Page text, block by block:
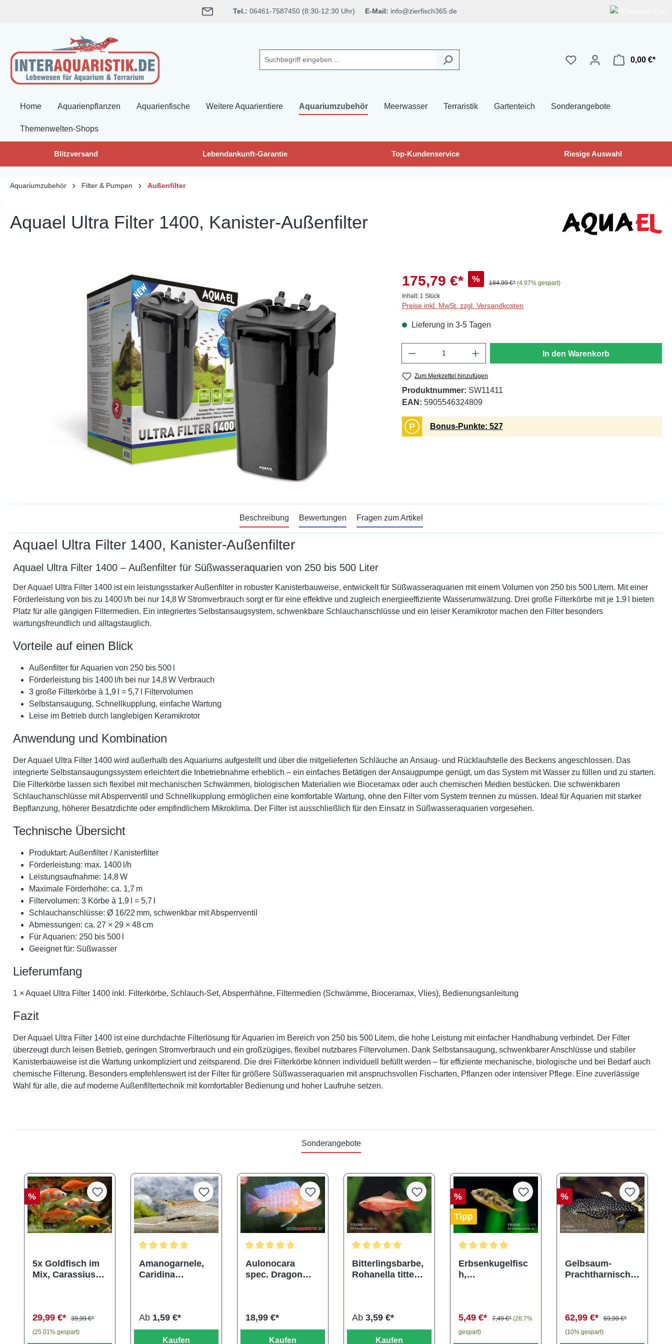
Tel.: 06461-7587450 (8:30-12:30 Uhr) E-Mail: info@zierfisch365.de
0,00 €*
Home Aquarienpflanzen Aquarienfische Weitere Aquarientiere Aquariumzubehör Meerwasser Terraristik Gartenteich Sonderangebote
Themenwelten-Shops
Blitzversand Lebendankunft-Garantie Top-Kundenservice Riesige Auswahl
Aquariumzubehör Filter & Pumpen Außenfilter
Aquael Ultra Filter 1400, Kanister-Außenfilter
175,79 €* % 184,99 €* (4.97% gespart)
Inhalt: 1 Stück
Preise inkl. MwSt. zzgl. Versandkosten
Lieferung in 3-5 Tagen
In den Warenkorb
Zum Merkzettel hinzufügen
Produktnummer: SW11411
EAN: 5905546324809
P Bonus-Punkte: 527
Beschreibung Bewertungen Fragen zum Artikel
Aquael Ultra Filter 1400, Kanister-Außenfilter
Aquael Ultra Filter 1400 – Außenfilter für Süßwasseraquarien von 250 bis 500 Liter
Der Aquael Ultra Filter 1400 ist ein leistungsstarker Außenfilter in robuster Kanisterbauweise, entwickelt für Süßwasseraquarien mit einem Volumen von 250 bis 500 Litern. Mit einer
Förderleistung von bis zu 1400 l/h bei nur 14,8 W Stromverbrauch sorgt er für eine effektive und zugleich energieeffiziente Wasserumwälzung. Drei große Filterkörbe mit je 1,9 l bieten
Platz für alle gängigen Filtermedien. Ein integriertes Selbstansaugsystem, schwenkbare Schlauchanschlüsse und ein leiser Keramikrotor machen den Filter besonders
wartungsfreundlich und alltagstauglich.
Vorteile auf einen Blick
Außenfilter für Aquarien von 250 bis 500 l
Förderleistung bis 1400 l/h bei nur 14,8 W Verbrauch
3 große Filterkörbe à 1,9 l = 5,7 l Filtervolumen
Selbstansaugung, Schnellkupplung, einfache Wartung
Leise im Betrieb durch langlebigen Keramikrotor
Anwendung und Kombination
Der Aquael Ultra Filter 1400 wird außerhalb des Aquariums aufgestellt und über die mitgelieferten Schläuche an Ansaug- und Rücklaufstelle des Beckens angeschlossen. Das
integrierte Selbstansaugungssystem erleichtert die Inbetriebnahme erheblich – ein einfaches Betätigen der Ansaugpumpe genügt, um das System mit Wasser zu füllen und zu starten.
Die Filterkörbe lassen sich flexibel mit mechanischen Schwämmen, biologischen Materialien wie Bioceramax oder auch chemischen Medien bestücken. Die schwenkbaren
Schlauchanschlüsse mit Absperrventil und Schnellkupplung ermöglichen eine komfortable Wartung, ohne den Filter vom System trennen zu müssen. Ideal für Aquarien mit starker
Bepflanzung, höherer Besatzdichte oder empfindlichem Mikroklima. Der Filter ist ausschließlich für den Einsatz in Süßwasseraquarien vorgesehen.
Technische Übersicht
Produktart: Außenfilter / Kanisterfilter
Förderleistung: max. 1400 l/h
Leistungsaufnahme: 14,8 W
Maximale Förderhöhe: ca. 1,7 m
Filtervolumen: 3 Körbe à 1,9 l = 5,7 l
Schlauchanschlüsse: Ø 16/22 mm, schwenkbar mit Absperrventil
Abmessungen: ca. 27 × 29 × 48 cm
Für Aquarien: 250 bis 500 l
Geeignet für: Süßwasser
Lieferumfang
1 × Aquael Ultra Filter 1400 inkl. Filterkörbe, Schlauch-Set, Absperrhähne, Filtermedien (Schwämme, Bioceramax, Vlies), Bedienungsanleitung
Fazit
Der Aquael Ultra Filter 1400 ist eine durchdachte Filterlösung für Aquarien im Bereich von 250 bis 500 Litern, die hohe Leistung mit einfacher Handhabung verbindet. Der Filter
überzeugt durch leisen Betrieb, geringen Stromverbrauch und ein großzügiges, flexibel nutzbares Filtervolumen. Dank Selbstansaugung, schwenkbarer Anschlüsse und stabiler
Kanisterbauweise ist die Wartung unkompliziert und zeitsparend. Die drei Filterkörbe können individuell befüllt werden – für effiziente mechanische, biologische und bei Bedarf auch
chemische Filterung. Besonders empfehlenswert ist der Filter für größere Süßwasseraquarien mit anspruchsvollen Fischarten, Pflanzen oder intensiver Pflege. Eine zuverlässige
Wahl für alle, die auf moderne Außenfiltertechnik mit komfortabler Bedienung und hoher Laufruhe setzen.
Sonderangebote
%
5x Goldfisch im
Mix, Carassius
29,99 €*
39,99 €*
(25.01% gespart)
Amanogarnele,
Caridina
Ab 1,59 €*
Kaufen
Aulonocara
spec. Dragon
18,99 €*
Kaufen
Bitterlingsbarbe,
Rohanella titteya,
Ab 3,59 €*
Kaufen
%
Tipp
Erbsenkugelfisc
h,
5,49 €*
7,49 €* (26.7%
gespart)
%
Gelbsaum-
Prachtharnischw
62,99 €*
69,99 €*
(10% gespart)